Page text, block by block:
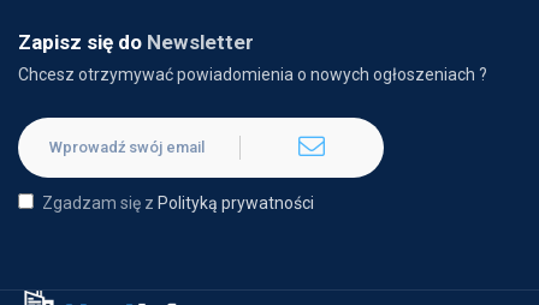
Zapisz się do Newsletter
Chcesz otrzymywać powiadomienia o nowych ogłoszeniach ?
Zgadzam się z Polityką prywatności